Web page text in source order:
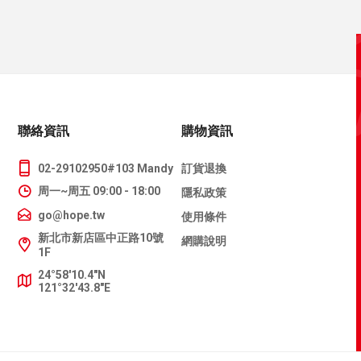
聯絡資訊
02-29102950#103 Mandy
周一~周五 09:00 - 18:00
go@hope.tw
新北市新店區中正路10號
1F
24°58'10.4"N
121°32'43.8"E
購物資訊
訂貨退換
隱私政策
使用條件
網購說明